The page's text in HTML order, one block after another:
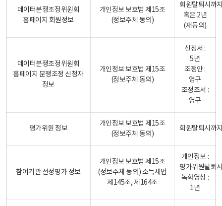
데이터분쟁조정위원회
홈페이지 회원정보
개인정보 보호법 제15조
(정보주체 동의)
회원탈퇴시까
혹은 2년
(재동의)
데이터분쟁조정위원회
홈페이지 분쟁조정 신청자
정보
개인정보 보호법 제15조
(정보주체 동의)
신청서 :
5년
조정안 :
영구
조정조서 :
영구
평가위원 정보
개인정보 보호법 제15조
(정보주체 동의)
회원탈퇴시까
참여기관 선정평가 정보
개인정보 보호법 제15조
(정보주체 동의) 소득세법
제145조, 제164조
개인정보 :
평가위원탈퇴
녹화영상 :
1년